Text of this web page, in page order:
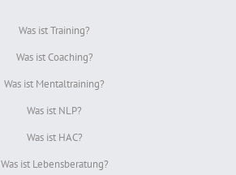
Was ist Training?
Was ist Coaching?
Was ist Mentaltraining?
Was ist NLP?
Was ist HAC?
Was ist Lebensberatung?